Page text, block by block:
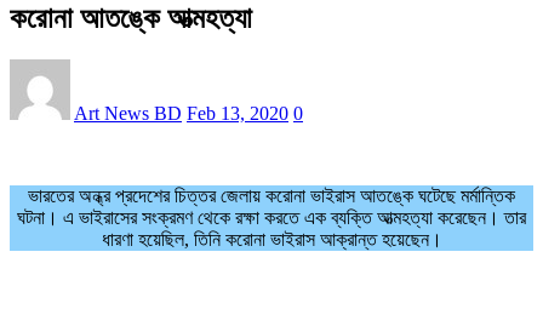
করোনা আতঙ্কে আত্মহত্যা
Art News BD Feb 13, 2020 0
ভারতের অন্ধ্র প্রদেশের চিত্তর জেলায় করোনা ভাইরাস আতঙ্কে ঘটেছে মর্মান্তিক
ঘটনা। এ ভাইরাসের সংক্রমণ থেকে রক্ষা করতে এক ব্যক্তি আত্মহত্যা করেছেন। তার
ধারণা হয়েছিল, তিনি করোনা ভাইরাস আক্রান্ত হয়েছেন।